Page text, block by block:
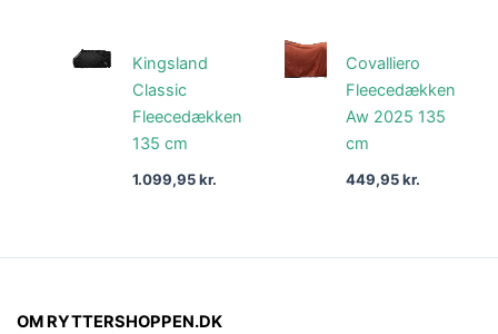
Kingsland
Classic
Fleecedækken
135 cm
1.099,95kr.
Covalliero
Fleecedækken
Aw 2025 135
cm
449,95kr.
OM RYTTERSHOPPEN.DK